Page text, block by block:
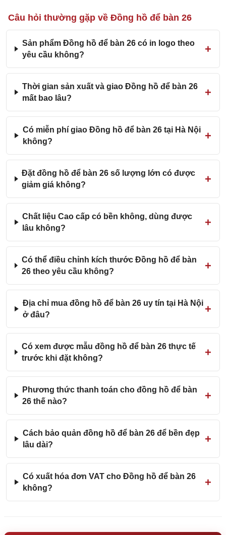
Câu hỏi thường gặp về Đồng hồ để bàn 26
Sản phẩm Đồng hồ để bàn 26 có in logo theo
yêu cầu không?
Thời gian sản xuất và giao Đồng hồ để bàn 26
mất bao lâu?
Có miễn phí giao Đồng hồ để bàn 26 tại Hà Nội
không?
Đặt đồng hồ để bàn 26 số lượng lớn có được
giảm giá không?
Chất liệu Cao cấp có bền không, dùng được
lâu không?
Có thể điều chỉnh kích thước Đồng hồ để bàn
26 theo yêu cầu không?
Địa chỉ mua đồng hồ để bàn 26 uy tín tại Hà Nội
ở đâu?
Có xem được mẫu đồng hồ để bàn 26 thực tế
trước khi đặt không?
Phương thức thanh toán cho đồng hồ để bàn
26 thế nào?
Cách bảo quản đồng hồ để bàn 26 để bền đẹp
lâu dài?
Có xuất hóa đơn VAT cho Đồng hồ để bàn 26
không?